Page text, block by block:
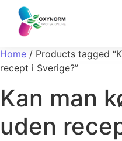
Home / Products tagged
recept i Sverige?”
Kan man
uden